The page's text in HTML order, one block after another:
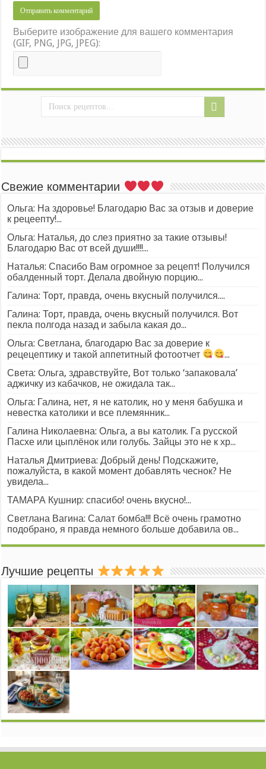
Выберите изображение для вашего комментария
(GIF, PNG, JPG, JPEG):
Свежие комментарии
Ольга: На здоровье! Благодарю Вас за отзыв и доверие
к рецеепту!...
Ольга: Наталья, до слез приятно за такие отзывы!
Благодарю Вас от всей души!!!!...
Наталья: Спасибо Вам огромное за рецепт! Получился
обалденный торт. Делала двойную порцию...
Галина: Торт, правда, очень вкусный получился....
Галина: Торт, правда, очень вкусный получился. Вот
пекла полгода назад и забыла какая до...
Ольга: Светлана, благодарю Вас за доверие к
рецецептику и такой аппетитный фотоотчет
...
Света: Ольга, здравствуйте, Вот только ‘запаковала’
аджичку из кабачков, не ожидала так...
Ольга: Галина, нет, я не католик, но у меня бабушка и
невестка католики и все племянник...
Галина Николаевна: Ольга, а вы католик. Га русской
Пасхе или цыплёнок или голубь. Зайцы это не к хр...
Наталья Дмитриева: Добрый день! Подскажите,
пожалуйста, в какой момент добавлять чеснок? Не
увидела...
ТАМАРА Кушнир: спасибо! очень вкусно!...
Светлана Вагина: Салат бомба!!! Всё очень грамотно
подобрано, я правда немного больше добавила ов...
Лучшие рецепты